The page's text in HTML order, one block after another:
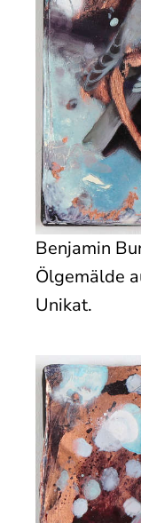
Benjamin
Ölgemälde
Unikat.